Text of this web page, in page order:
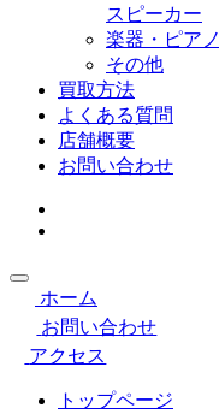
スピーカー
楽器・ピアノ
その他
買取方法
よくある質問
店舗概要
お問い合わせ
ホーム
お問い合わせ
アクセス
トップページ